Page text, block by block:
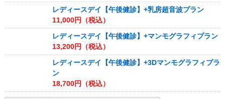
レディースデイ【午後健診】+乳房超音波プラン
11,000円（税込）
レディースデイ【午後健診】+マンモグラフィプラン
13,200円（税込）
レディースデイ【午後健診】+3Dマンモグラフィプラ
ン
18,700円（税込）